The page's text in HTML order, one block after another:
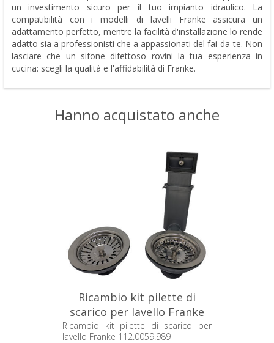
un investimento sicuro per il tuo impianto idraulico. La
compatibilità con i modelli di lavelli Franke assicura un
adattamento perfetto, mentre la facilità d'installazione lo rende
adatto sia a professionisti che a appassionati del fai-da-te. Non
lasciare che un sifone difettoso rovini la tua esperienza in
cucina: scegli la qualità e l'affidabilità di Franke.
Hanno acquistato anche
Ricambio kit pilette di
scarico per lavello Franke
112.0059.989
Ricambio kit pilette di scarico per
lavello Franke 112.0059.989